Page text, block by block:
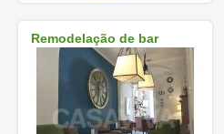
Remodelação de bar